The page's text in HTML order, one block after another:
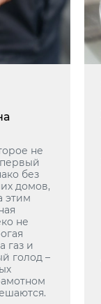
не
без
домов,
этим
не
газ и
голод –